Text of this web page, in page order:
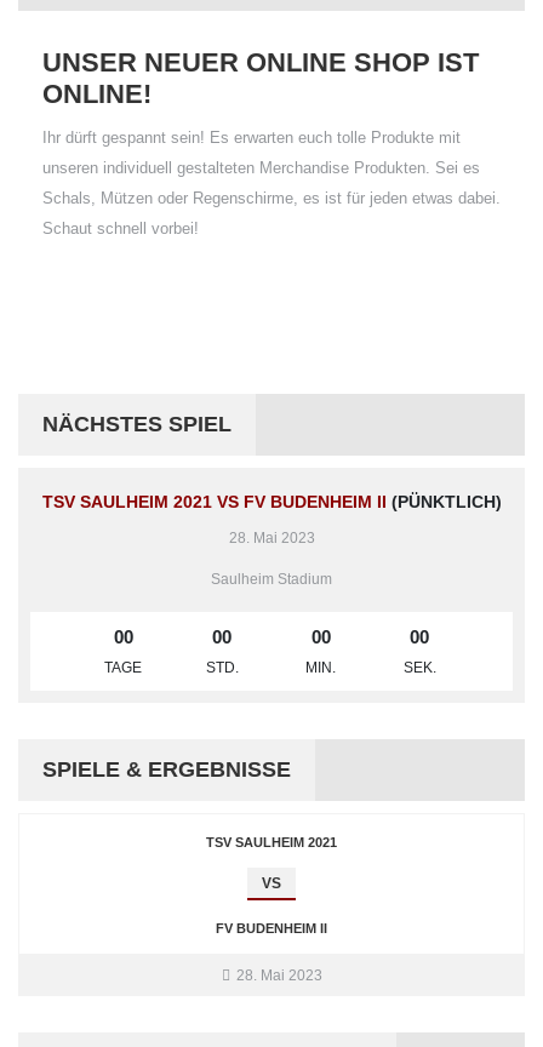
UNSER NEUER ONLINE SHOP IST
ONLINE!
Ihr dürft gespannt sein! Es erwarten euch tolle Produkte mit
unseren individuell gestalteten Merchandise Produkten. Sei es
Schals, Mützen oder Regenschirme, es ist für jeden etwas dabei.
Schaut schnell vorbei!
NÄCHSTES SPIEL
TSV SAULHEIM 2021 VS FV BUDENHEIM II (PÜNKTLICH)
28. Mai 2023
Saulheim Stadium
00
TAGE
00
STD.
00
MIN.
00
SEK.
SPIELE & ERGEBNISSE
TSV SAULHEIM 2021
VS
FV BUDENHEIM II
28. Mai 2023